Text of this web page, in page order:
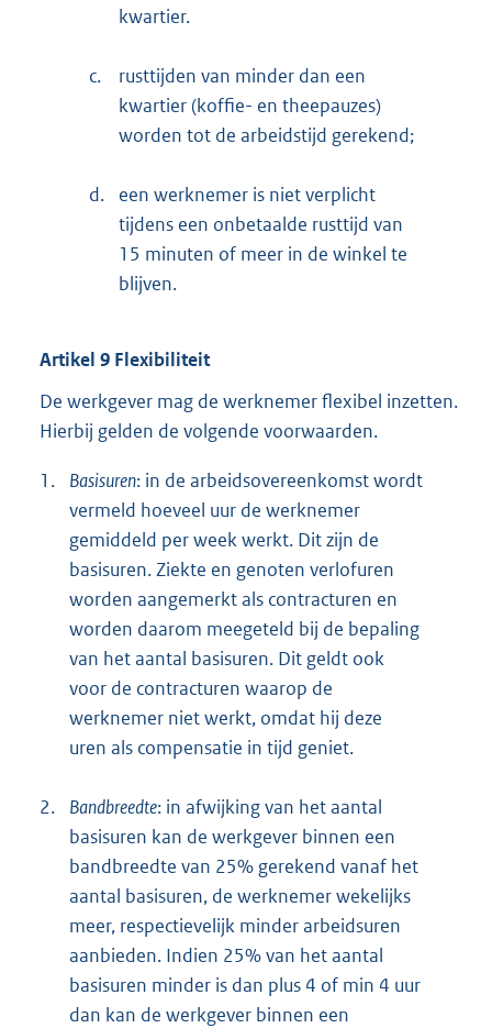
kwartier.
c.
rusttijden van minder dan een
kwartier (koffie- en theepauzes)
worden tot de arbeidstijd gerekend;
d.
een werknemer is niet verplicht
tijdens een onbetaalde rusttijd van
15 minuten of meer in de winkel te
blijven.
Artikel 9 Flexibiliteit
De werkgever mag de werknemer flexibel inzetten.
Hierbij gelden de volgende voorwaarden.
1. Basisuren: in de arbeidsovereenkomst wordt
vermeld hoeveel uur de werknemer
gemiddeld per week werkt. Dit zijn de
basisuren. Ziekte en genoten verlofuren
worden aangemerkt als contracturen en
worden daarom meegeteld bij de bepaling
van het aantal basisuren. Dit geldt ook
voor de contracturen waarop de
werknemer niet werkt, omdat hij deze
uren als compensatie in tijd geniet.
2. Bandbreedte: in afwijking van het aantal
basisuren kan de werkgever binnen een
bandbreedte van 25% gerekend vanaf het
aantal basisuren, de werknemer wekelijks
meer, respectievelijk minder arbeidsuren
aanbieden. Indien 25% van het aantal
basisuren minder is dan plus 4 of min 4 uur
dan kan de werkgever binnen een